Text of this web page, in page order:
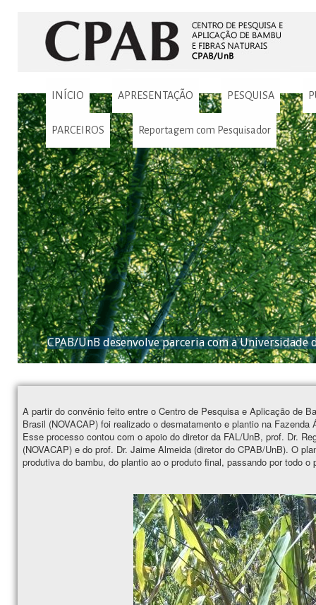
INÍCIO APRESENTAÇÃO PESQUISA
PARCEIROS Reportagem com Pesquisador
CPAB/UnB desenvolve parceria com a Universidade
A partir do convênio feito entre o Centro de Pesquisa e Aplicação de
Brasil (NOVACAP) foi realizado o desmatamento e plantio na
Esse processo contou com o apoio do diretor da FAL/UnB, prof. Dr.
(NOVACAP) e do prof. Dr. Jaime Almeida (diretor do CPAB/UnB). O
produtiva do bambu, do plantio ao o produto final, passando por todo o